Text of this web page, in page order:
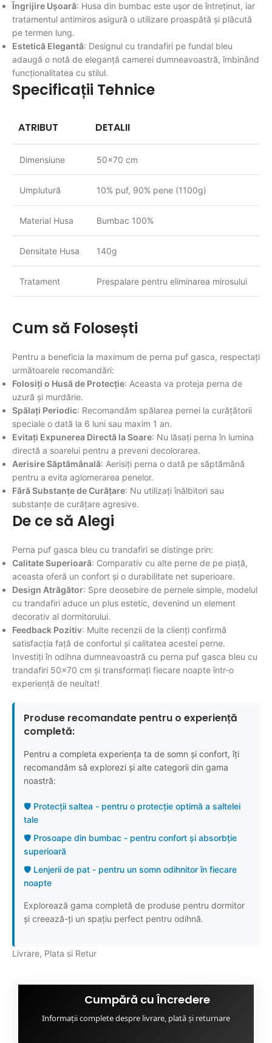
Îngrijire Ușoară: Husa din bumbac este ușor de întreținut, iar
tratamentul antimiros asigură o utilizare proaspătă și plăcută
pe termen lung.
Estetică Elegantă: Designul cu trandafiri pe fundal bleu
adaugă o notă de eleganță camerei dumneavoastră, îmbinând
funcționalitatea cu stilul.
Specificații Tehnice
ATRIBUT DETALII
Dimensiune 50x70 cm
Umplutură 10% puf, 90% pene (1100g)
Material Husa Bumbac 100%
Densitate Husa 140g
Tratament Prespalare pentru eliminarea mirosului
Cum să Folosești
Pentru a beneficia la maximum de perna puf gasca, respectați
următoarele recomandări:
Folosiți o Husă de Protecție: Aceasta va proteja perna de
uzură și murdărie.
Spălați Periodic: Recomandăm spălarea pernei la curățătorii
speciale o dată la 6 luni sau maxim 1 an.
Evitați Expunerea Directă la Soare: Nu lăsați perna în lumina
directă a soarelui pentru a preveni decolorarea.
Aerisire Săptămânală: Aerisiți perna o dată pe săptămână
pentru a evita aglomerarea penelor.
Fără Substanțe de Curățare: Nu utilizați înălbitori sau
substanțe de curățare agresive.
De ce să Alegi
Perna puf gasca bleu cu trandafiri se distinge prin:
Calitate Superioară: Comparativ cu alte perne de pe piață,
aceasta oferă un confort și o durabilitate net superioare.
Design Atrăgător: Spre deosebire de pernele simple, modelul
cu trandafiri aduce un plus estetic, devenind un element
decorativ al dormitorului.
Feedback Pozitiv: Multe recenzii de la clienți confirmă
satisfacția față de confortul și calitatea acestei perne.
Investiți în odihna dumneavoastră cu perna puf gasca bleu cu
trandafiri 50x70 cm și transformați fiecare noapte într-o
experiență de neuitat!
Produse recomandate pentru o experiență
completă:
Pentru a completa experiența ta de somn și confort, îți
recomandăm să explorezi și alte categorii din gama
noastră:
🛡️ Protecții saltea - pentru o protecție optimă a saltelei
tale
🛡️ Prosoape din bumbac - pentru confort și absorbție
superioară
🛡️ Lenjerii de pat - pentru un somn odihnitor în fiecare
noapte
Explorează gama completă de produse pentru dormitor
și creează-ți un spațiu perfect pentru odihnă.
Livrare, Plata si Retur
Cumpără cu Încredere
Informații complete despre livrare, plată și returnare